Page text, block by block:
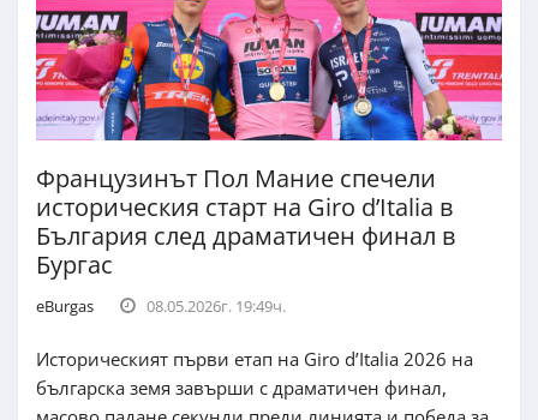
Французинът Пол Мание спечели
историческия старт на Giro d’Italia в
България след драматичен финал в
Бургас
eBurgas 08.05.2026г. 19:49ч.
Историческият първи етап на Giro d’Italia 2026 на
българска земя завърши с драматичен финал,